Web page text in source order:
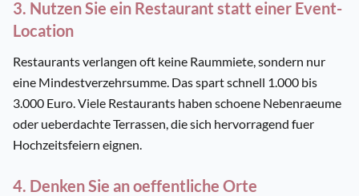
3. Nutzen Sie ein Restaurant statt einer Event-
Location
Restaurants verlangen oft keine Raummiete, sondern nur
eine Mindestverzehrsumme. Das spart schnell 1.000 bis
3.000 Euro. Viele Restaurants haben schoene Nebenraeume
oder ueberdachte Terrassen, die sich hervorragend fuer
Hochzeitsfeiern eignen.
4. Denken Sie an oeffentliche Orte